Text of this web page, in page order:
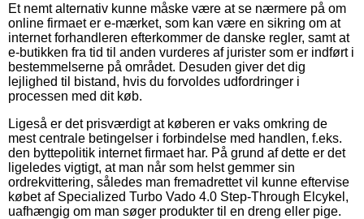
Et nemt alternativ kunne måske være at se nærmere på om
online firmaet er e-mærket, som kan være en sikring om at
internet forhandleren efterkommer de danske regler, samt at
e-butikken fra tid til anden vurderes af jurister som er indført i
bestemmelserne på området. Desuden giver det dig
lejlighed til bistand, hvis du forvoldes udfordringer i
processen med dit køb.
Ligeså er det prisværdigt at køberen er vaks omkring de
mest centrale betingelser i forbindelse med handlen, f.eks.
den byttepolitik internet firmaet har. På grund af dette er det
ligeledes vigtigt, at man når som helst gemmer sin
ordrekvittering, således man fremadrettet vil kunne eftervise
købet af Specialized Turbo Vado 4.0 Step-Through Elcykel,
uafhængig om man søger produkter til en dreng eller pige.